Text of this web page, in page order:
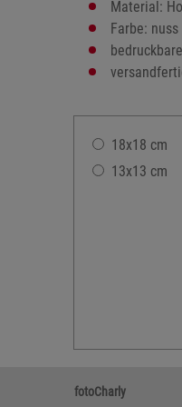
Material:
Farbe: nuss
18x18 cm
13x13 cm
fotoCharly